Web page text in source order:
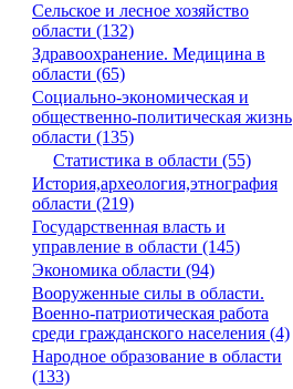
Сельское и лесное хозяйство
области (132)
Здравоохранение. Медицина в
области (65)
Социально-экономическая и
общественно-политическая жизнь
области (135)
Статистика в области (55)
История,археология,этнография
области (219)
Государственная власть и
управление в области (145)
Экономика области (94)
Вооруженные силы в области.
Военно-патриотическая работа
среди гражданского населения (4)
Народное образование в области
(133)